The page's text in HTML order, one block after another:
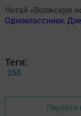
Читай «Волжскую
Одноклассники,
Теги:
250
Перейти